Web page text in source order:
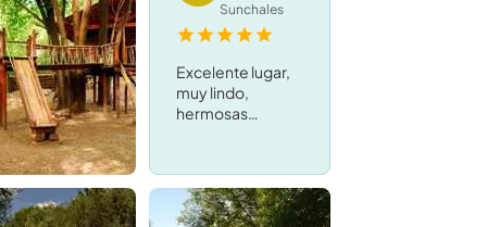
Sunchales
Excelente lugar,
muy lindo,
hermosas
atencion de Lore
y Mauro! Muy
recomendable,